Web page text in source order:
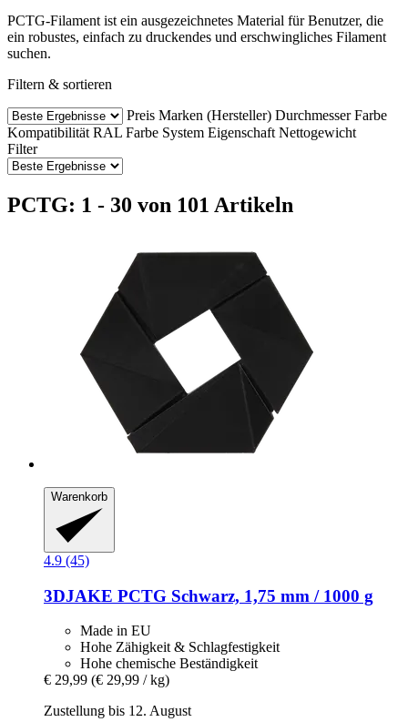
PCTG-Filament ist ein ausgezeichnetes Material für Benutzer, die
ein robustes, einfach zu druckendes und erschwingliches Filament
suchen.
Filtern & sortieren
Preis Marken (Hersteller) Durchmesser Farbe
Kompatibilität RAL Farbe System Eigenschaft Nettogewicht
Filter
PCTG: 1 - 30 von 101 Artikeln
Warenkorb
4.9 (45)
3DJAKE PCTG Schwarz, 1,75 mm / 1000 g
Made in EU
Hohe Zähigkeit & Schlagfestigkeit
Hohe chemische Beständigkeit
€ 29,99 (€ 29,99 / kg)
Zustellung bis 12. August